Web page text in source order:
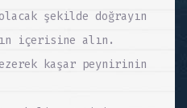
şekilde doğrayın
içerisine alın.
kaşar peynirinin